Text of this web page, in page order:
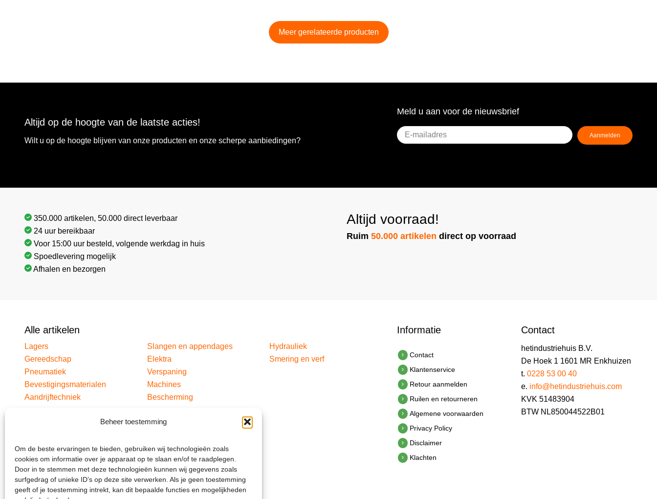
Beheer toestemming
Om de beste ervaringen te bieden, gebruiken wij technologieën zoals
cookies om informatie over je apparaat op te slaan en/of te raadplegen.
Door in te stemmen met deze technologieën kunnen wij gegevens zoals
surfgedrag of unieke ID’s op deze site verwerken. Als je geen toestemming
geeft of je toestemming intrekt, kan dit bepaalde functies en mogelijkheden
Meer gerelateerde producten
Altijd op de hoogte van de laatste acties!
Wilt u op de hoogte blijven van onze producten en onze scherpe aanbiedingen?
Meld u aan voor de nieuwsbrief
E-
mailadres(Vereist)
Aanmelden
350.000 artikelen, 50.000 direct leverbaar
24 uur bereikbaar
Voor 15:00 uur besteld, volgende werkdag in huis
Spoedlevering mogelijk
Afhalen en bezorgen
Altijd voorraad!
Ruim50.000 artikelen direct op voorraad
Alle artikelen
Lagers
Gereedschap
Pneumatiek
Bevestigingsmaterialen
Aandrijftechniek
Slangen en appendages
Elektra
Verspaning
Machines
Bescherming
Hydrauliek
Smering en verf
Informatie
Contact
Klantenservice
Retour aanmelden
Ruilen en retourneren
Algemene voorwaarden
Privacy Policy
Disclaimer
Klachten
Contact
hetindustriehuis B.V.
De Hoek 1 1601 MR Enkhuizen
t. 0228 53 00 40
e. info@hetindustriehuis.com
KVK 51483904
BTW NL850044522B01